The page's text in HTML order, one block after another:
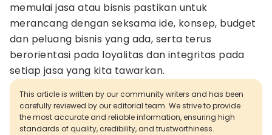
memulai jasa atau bisnis pastikan untuk
merancang dengan seksama ide, konsep, budget
dan peluang bisnis yang ada, serta terus
berorientasi pada loyalitas dan integritas pada
setiap jasa yang kita tawarkan.
This article is written by our community writers and has been
carefully reviewed by our editorial team. We strive to provide
the most accurate and reliable information, ensuring high
standards of quality, credibility, and trustworthiness.